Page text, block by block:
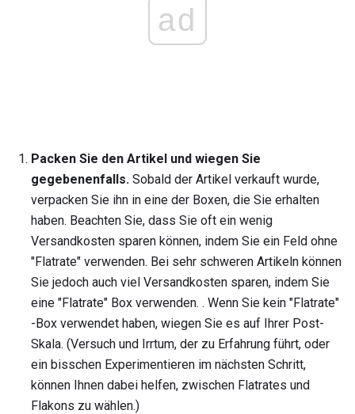
ad
Packen Sie den Artikel und wiegen Sie
gegebenenfalls. Sobald der Artikel verkauft wurde,
verpacken Sie ihn in eine der Boxen, die Sie erhalten
haben. Beachten Sie, dass Sie oft ein wenig
Versandkosten sparen können, indem Sie ein Feld ohne
"Flatrate" verwenden. Bei sehr schweren Artikeln können
Sie jedoch auch viel Versandkosten sparen, indem Sie
eine "Flatrate" Box verwenden. . Wenn Sie kein "Flatrate"
-Box verwendet haben, wiegen Sie es auf Ihrer Post-
Skala. (Versuch und Irrtum, der zu Erfahrung führt, oder
ein bisschen Experimentieren im nächsten Schritt,
können Ihnen dabei helfen, zwischen Flatrates und
Flakons zu wählen.)